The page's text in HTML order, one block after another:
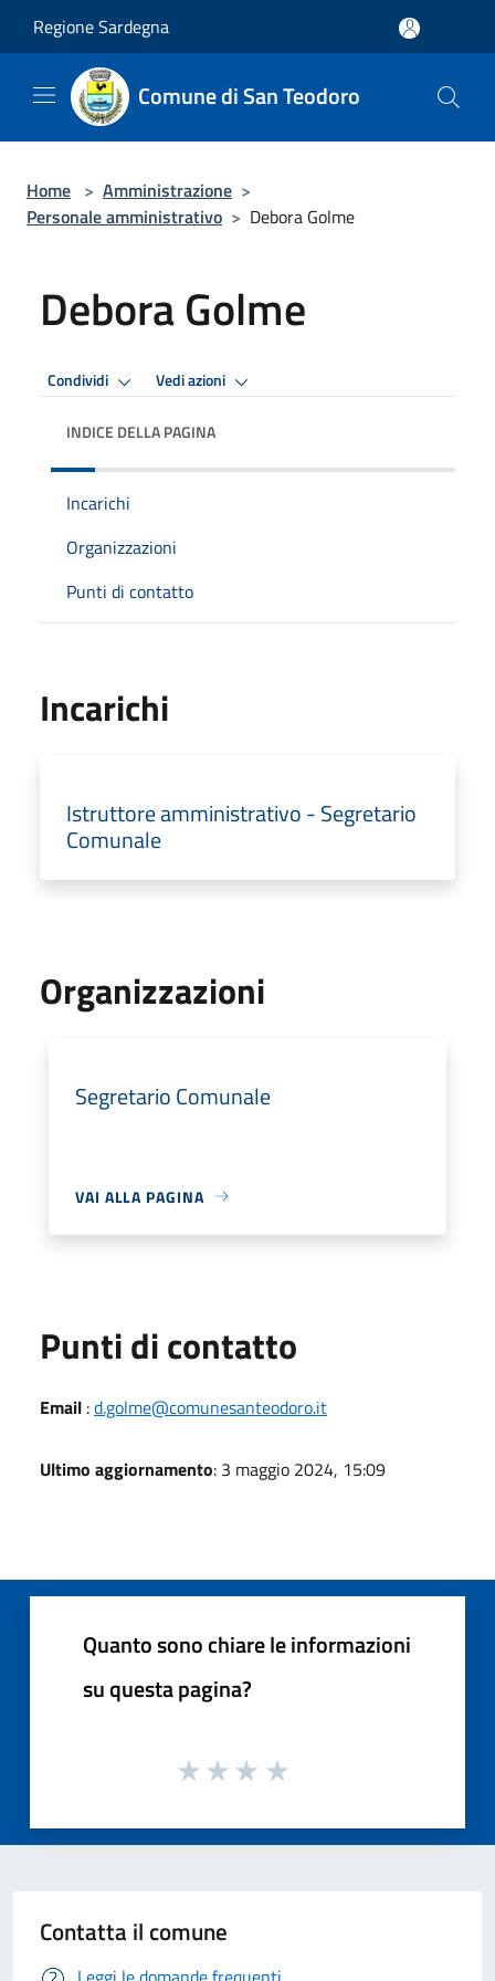
Regione Sardegna
Comune di San Teodoro
Home > Amministrazione >
Personale amministrativo > Debora Golme
Debora Golme
Condividi Vedi azioni
INDICE DELLA PAGINA
Incarichi
Organizzazioni
Punti di contatto
Incarichi
Istruttore amministrativo - Segretario
Comunale
Organizzazioni
Segretario Comunale
VAI ALLA PAGINA
Punti di contatto
Email :d.golme@comunesanteodoro.it
Ultimo aggiornamento: 3 maggio 2024, 15:09
Quanto sono chiare le informazioni
su questa pagina?
Contatta il comune